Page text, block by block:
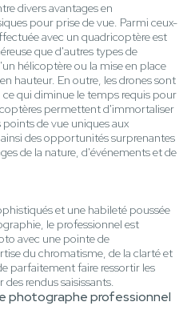
divers avantages en
pour prise de vue. Parmi ceux-
avec un quadricoptère est
que d'autres types de
hélicoptère ou la mise en place
hauteur. En outre, les drones sont
qui diminue le temps requis pour
permettent d'immortaliser
de vue uniques aux
des opportunités surprenantes
de la nature, d'événements et de
et une habileté poussée
le professionnel est
avec une pointe de
du chromatisme, de la clarté et
parfaitement faire ressortir les
rendus saisissants.
photographe professionnel